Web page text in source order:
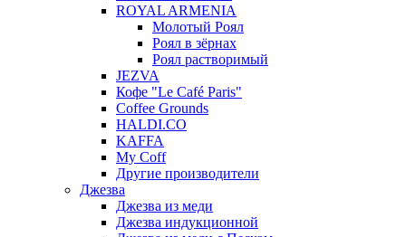
ROYAL ARMENIA
Молотый Роял
Роял в зёрнах
Роял растворимый
JEZVA
Кофе "Le Café Paris"
Coffee Grounds
HALDI.CO
KAFFA
My Coff
Другие производители
Джезва
Джезва из меди
Джезва индукционной